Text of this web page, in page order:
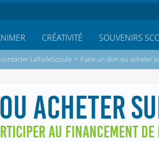
CRÉATIVITÉ SOUVENIRS
LaToileScoute > Faire un don ou acheter
ACHETER
AU FINANCEMENT DE